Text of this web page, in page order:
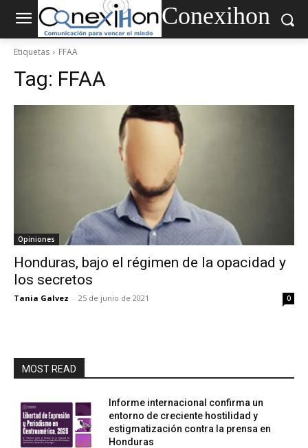
Conexihon
Etiquetas FFAA
Tag: FFAA
Opiniones
Honduras, bajo el régimen de la opacidad y
los secretos
Tania Galvez - 25 de junio de 2021 0
MOST READ
Informe internacional confirma un
entorno de creciente hostilidad y
estigmatización contra la prensa en
Honduras